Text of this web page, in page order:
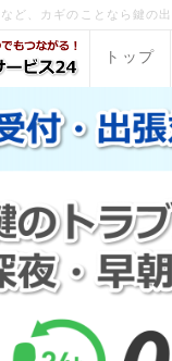
ど、カギのことなら鍵の
トップ